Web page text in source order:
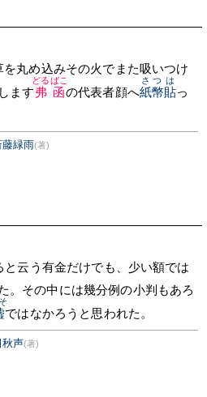
丸め込みその火でまた吸いつけ
ます弗函
どるばこ
の代表者顔へ紙幣
さつ
貼
は
っ
藤緑雨(著)
と云う有金だけでも、少い額では
。その中には幾分例の小判もあろ
ではなかろうと思われた。
秋声(著)